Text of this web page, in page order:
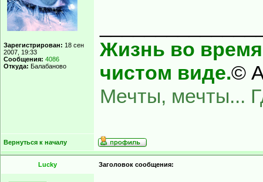
Зарегистрирован: 18 сен
2007, 19:33
Сообщения: 4086
Откуда: Балабаново
Жизнь во время
чистом виде.©
Мечты, мечты...
Вернуться к началу
Lucky Заголовок сообщения: